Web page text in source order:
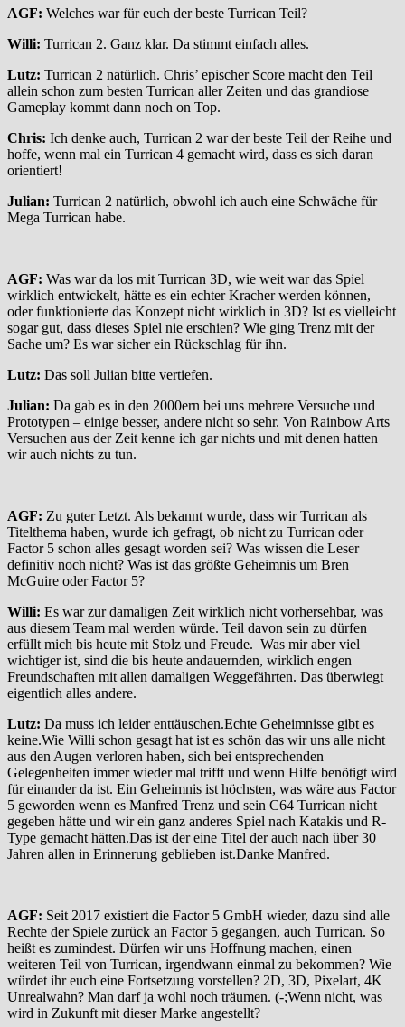
AGF: Welches war für euch der beste Turrican Teil?
Willi: Turrican 2. Ganz klar. Da stimmt einfach alles.
Lutz: Turrican 2 natürlich. Chris’ epischer Score macht den Teil
allein schon zum besten Turrican aller Zeiten und das grandiose
Gameplay kommt dann noch on Top.
Chris: Ich denke auch, Turrican 2 war der beste Teil der Reihe und
hoffe, wenn mal ein Turrican 4 gemacht wird, dass es sich daran
orientiert!
Julian: Turrican 2 natürlich, obwohl ich auch eine Schwäche für
Mega Turrican habe.
AGF: Was war da los mit Turrican 3D, wie weit war das Spiel
wirklich entwickelt, hätte es ein echter Kracher werden können,
oder funktionierte das Konzept nicht wirklich in 3D? Ist es vielleicht
sogar gut, dass dieses Spiel nie erschien? Wie ging Trenz mit der
Sache um? Es war sicher ein Rückschlag für ihn.
Lutz: Das soll Julian bitte vertiefen.
Julian: Da gab es in den 2000ern bei uns mehrere Versuche und
Prototypen – einige besser, andere nicht so sehr. Von Rainbow Arts
Versuchen aus der Zeit kenne ich gar nichts und mit denen hatten
wir auch nichts zu tun.
AGF: Zu guter Letzt. Als bekannt wurde, dass wir Turrican als
Titelthema haben, wurde ich gefragt, ob nicht zu Turrican oder
Factor 5 schon alles gesagt worden sei? Was wissen die Leser
definitiv noch nicht? Was ist das größte Geheimnis um Bren
McGuire oder Factor 5?
Willi: Es war zur damaligen Zeit wirklich nicht vorhersehbar, was
aus diesem Team mal werden würde. Teil davon sein zu dürfen
erfüllt mich bis heute mit Stolz und Freude. Was mir aber viel
wichtiger ist, sind die bis heute andauernden, wirklich engen
Freundschaften mit allen damaligen Weggefährten. Das überwiegt
eigentlich alles andere.
Lutz: Da muss ich leider enttäuschen.Echte Geheimnisse gibt es
keine.Wie Willi schon gesagt hat ist es schön das wir uns alle nicht
aus den Augen verloren haben, sich bei entsprechenden
Gelegenheiten immer wieder mal trifft und wenn Hilfe benötigt wird
für einander da ist. Ein Geheimnis ist höchsten, was wäre aus Factor
5 geworden wenn es Manfred Trenz und sein C64 Turrican nicht
gegeben hätte und wir ein ganz anderes Spiel nach Katakis und R-
Type gemacht hätten.Das ist der eine Titel der auch nach über 30
Jahren allen in Erinnerung geblieben ist.Danke Manfred.
AGF: Seit 2017 existiert die Factor 5 GmbH wieder, dazu sind alle
Rechte der Spiele zurück an Factor 5 gegangen, auch Turrican. So
heißt es zumindest. Dürfen wir uns Hoffnung machen, einen
weiteren Teil von Turrican, irgendwann einmal zu bekommen? Wie
würdet ihr euch eine Fortsetzung vorstellen? 2D, 3D, Pixelart, 4K
Unrealwahn? Man darf ja wohl noch träumen. (-;Wenn nicht, was
wird in Zukunft mit dieser Marke angestellt?